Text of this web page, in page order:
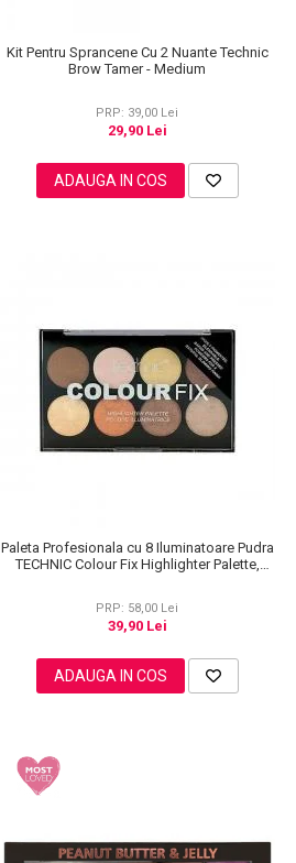
Kit Pentru Sprancene Cu 2 Nuante Technic
Brow Tamer - Medium
PRP: 39,00 Lei
29,90 Lei
ADAUGA IN COS
Paleta Profesionala cu 8 Iluminatoare Pudra
TECHNIC Colour Fix Highlighter Palette,
PRP: 58,00 Lei
39,90 Lei
ADAUGA IN COS